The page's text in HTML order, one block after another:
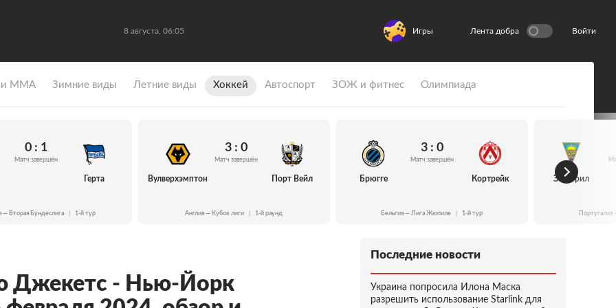
8 августа, 06:05 Игры Лента добра Войти
и ММА Зимние виды Летние виды Хоккей Автоспорт ЗОЖ и фитнес Олимпиада
0 : 1
Матч завершён
Герта
— Вторая Бундеслига 1-й тур
Вулверхэмптон
3 : 0
Матч завершён
Порт Вейл
Англия — Кубок лиги 1-й раунд
Брюгге
3 : 0
Матч завершён
Кортрейк
Бельгия — Лига Жюпиле 1-й тур
Эшторил
Джекетс - Нью-Йорк
Последние новости
Украина попросила Илона Маска
разрешить использование Starlink для